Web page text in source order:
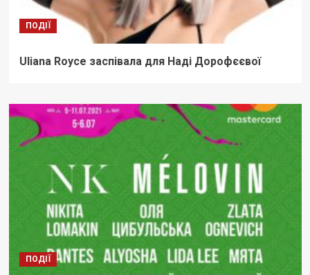
ПОДІЇ
Uliana Royce заспівала для Наді Дорофєєвої
ПОДІЇ